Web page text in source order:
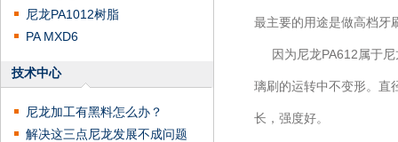
尼龙PA1012树脂
PA MXD6
技术中心
尼龙加工有黑料怎么办？
解决这三点尼龙发展不成问题
最主要的用途是做高档牙
因为尼龙PA612属于尼
璃刷的运转中不变形。直
长，强度好。